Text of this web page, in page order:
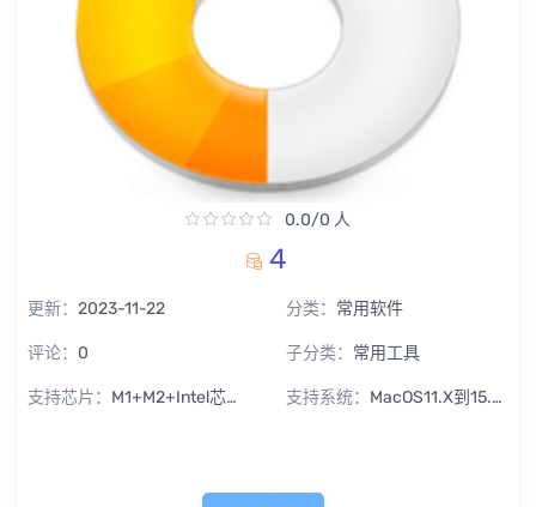
0.0/0 人
4
更新： 2023-11-22 分类： 常用软件
评论： 0 子分类： 常用工具
支持芯片： M1+M2+Intel芯片通用 支持系统： MacOS11.X到15.X Sequoia